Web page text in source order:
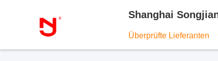
Shanghai
Überprüfte Lieferanten